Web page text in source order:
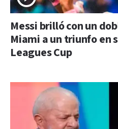
Messi brilló con un
Miami a un triunfo en
Leagues Cup